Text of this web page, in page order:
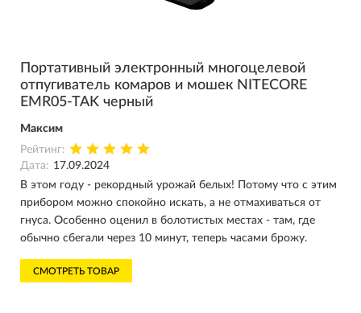
Портативный электронный многоцелевой
отпугиватель комаров и мошек NITECORE
EMR05-TAK черный
Максим
Рейтинг:
Дата: 17.09.2024
В этом году - рекордный урожай белых! Потому что с этим
прибором можно спокойно искать, а не отмахиваться от
гнуса. Особенно оценил в болотистых местах - там, где
обычно сбегали через 10 минут, теперь часами брожу.
СМОТРЕТЬ ТОВАР